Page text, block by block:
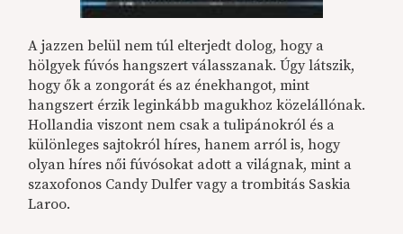
A jazzen belül nem túl elterjedt dolog, hogy a
hölgyek fúvós hangszert válasszanak. Úgy látszik,
hogy ők a zongorát és az énekhangot, mint
hangszert érzik leginkább magukhoz közelállónak.
Hollandia viszont nem csak a tulipánokról és a
különleges sajtokról híres, hanem arról is, hogy
olyan híres női fúvósokat adott a világnak, mint a
szaxofonos Candy Dulfer vagy a trombitás Saskia
Laroo.